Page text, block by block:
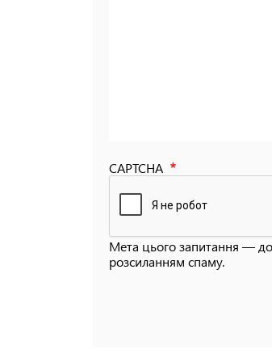
CAPTCHA
Мета цього запитання —
розсиланням спаму.